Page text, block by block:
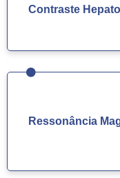
Contraste
Ressonância